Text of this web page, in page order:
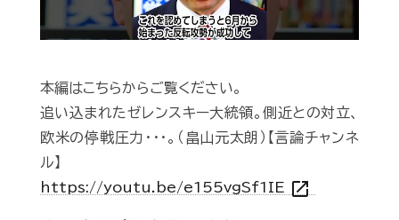
本編はこちらからご覧ください。
追い込まれたゼレンスキー大統領。側近との対立、
欧米の停戦圧力･･･。（畠山元太朗）【言論チャンネ
ル】
https://youtu.be/e155vgSf1IE open_in_new